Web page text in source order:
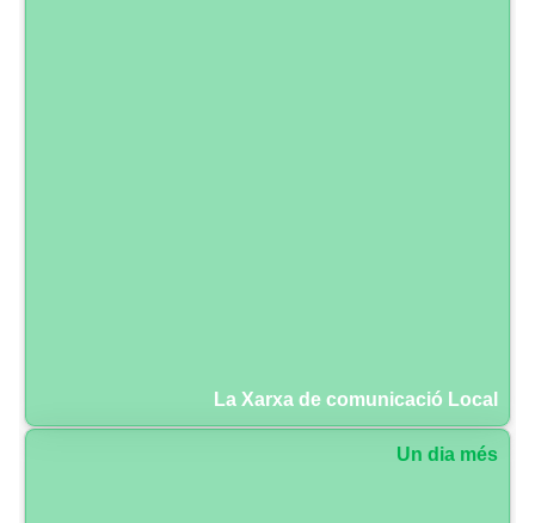
La Xarxa de comunicació Local
Un dia més